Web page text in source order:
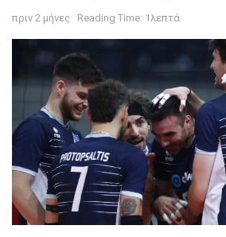
πριν 2 μήνες Reading Time: 1λεπτά